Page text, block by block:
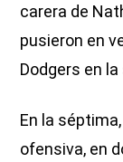
carera de
pusieron en
Dodgers en
En la
ofensiva, en